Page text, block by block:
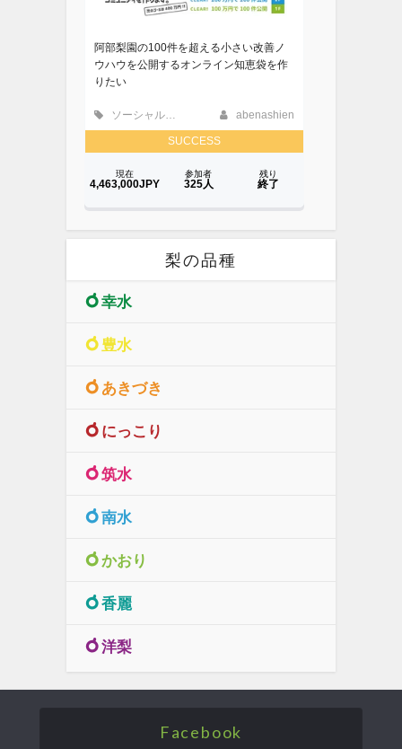
梨の品種
幸水
豊水
あきづき
にっこり
筑水
南水
かおり
香麗
洋梨
Facebook